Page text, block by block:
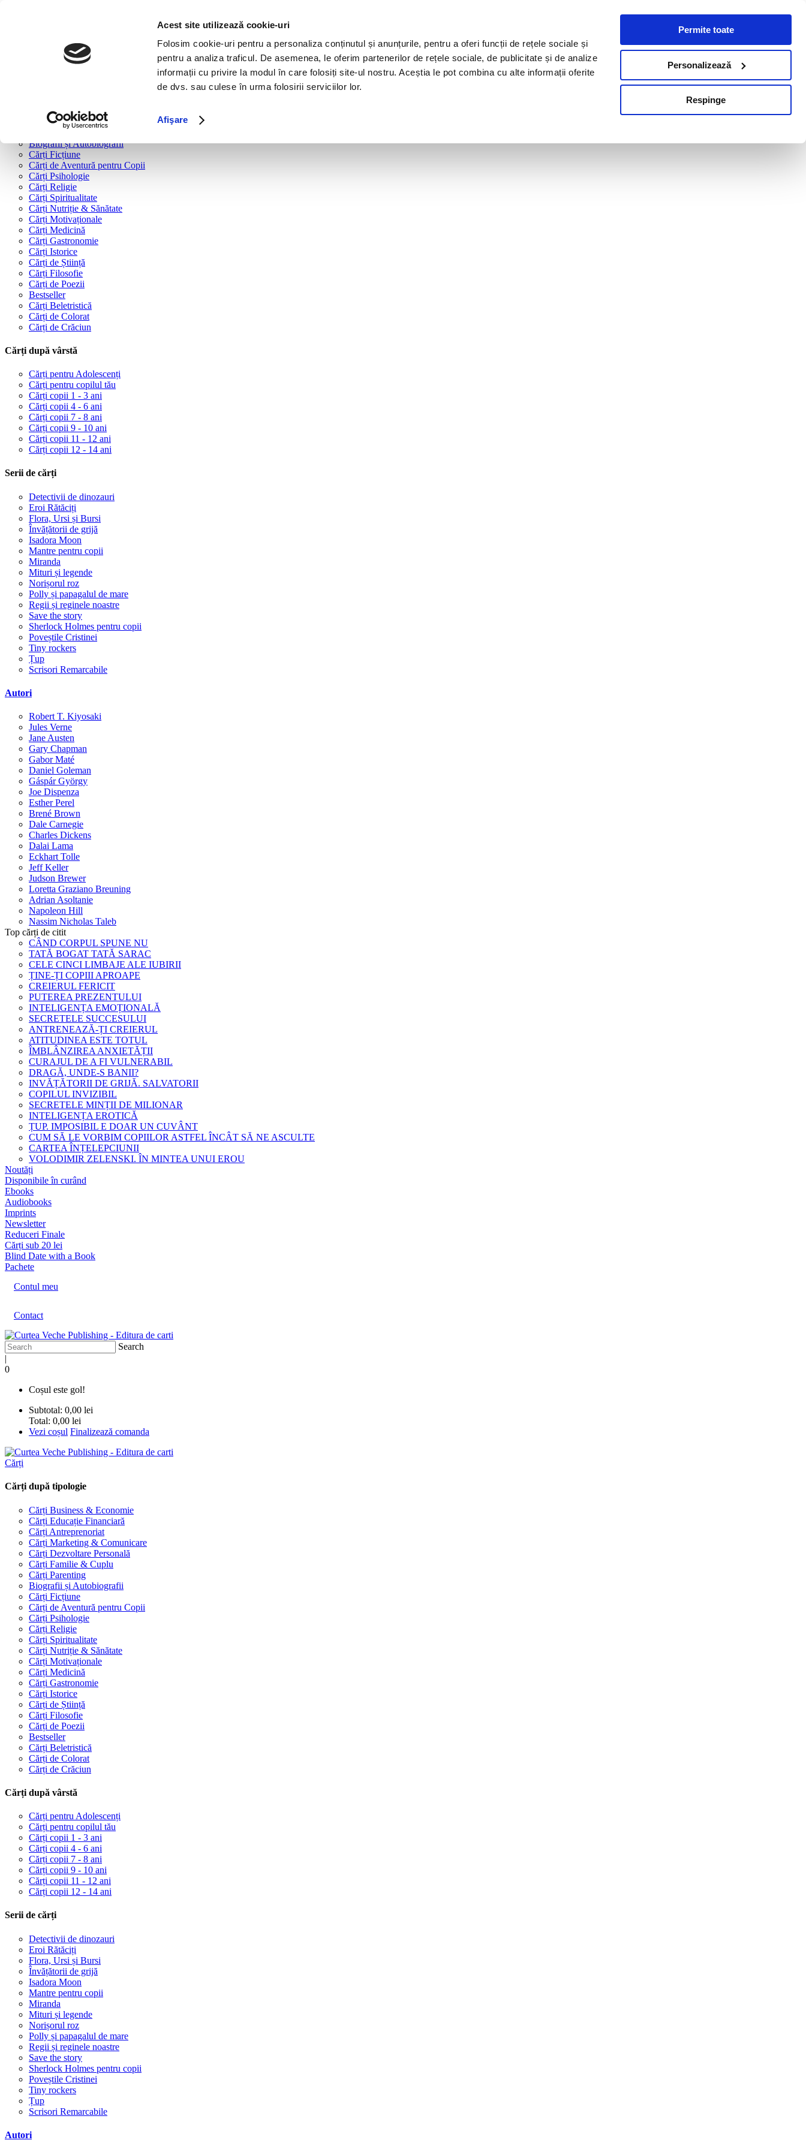
Acest site utilizează cookie-uri
Folosim cookie-uri pentru a personaliza conținutul și anunțurile, pentru a oferi funcții de rețele sociale și
pentru a analiza traficul. De asemenea, le oferim partenerilor de rețele sociale, de publicitate și de analize
informații cu privire la modul în care folosiți site-ul nostru. Aceștia le pot combina cu alte informații oferite
de dvs. sau culese în urma folosirii serviciilor lor.
Afişare
Permite toate
Personalizează
Respinge
Cărți după tipologie
Cărți Dezvoltare Personală
Cărți Familie & Cuplu
Biografii și Autobiografii
Cărți Ficțiune
Cărți de Aventură pentru Copii
Cărți Psihologie
Cărți Religie
Cărți Spiritualitate
Cărți Nutriție & Sănătate
Cărți Motivaționale
Cărți Medicină
Cărți Gastronomie
Cărți Istorice
Cărți de Știință
Cărți Filosofie
Cărți de Poezii
Bestseller
Cărți Beletristică
Cărți de Colorat
Cărți de Crăciun
Cărți după vârstă
Cărți pentru Adolescenți
Cărți pentru copilul tău
Cărți copii 1 - 3 ani
Cărți copii 4 - 6 ani
Cărți copii 7 - 8 ani
Cărți copii 9 - 10 ani
Cărți copii 11 - 12 ani
Cărți copii 12 - 14 ani
Serii de cărți
Detectivii de dinozauri
Eroi Rătăciți
Flora, Ursi și Bursi
Învățătorii de grijă
Isadora Moon
Mantre pentru copii
Miranda
Mituri și legende
Norișorul roz
Polly și papagalul de mare
Regii și reginele noastre
Save the story
Sherlock Holmes pentru copii
Poveștile Cristinei
Tiny rockers
Țup
Scrisori Remarcabile
Autori
Robert T. Kiyosaki
Jules Verne
Jane Austen
Gary Chapman
Gabor Maté
Daniel Goleman
Gáspár György
Joe Dispenza
Esther Perel
Brené Brown
Dale Carnegie
Charles Dickens
Dalai Lama
Eckhart Tolle
Jeff Keller
Judson Brewer
Loretta Graziano Breuning
Adrian Asoltanie
Napoleon Hill
Nassim Nicholas Taleb
Top cărți de citit
CÂND CORPUL SPUNE NU
TATĂ BOGAT TATĂ SARAC
CELE CINCI LIMBAJE ALE IUBIRII
ȚINE-ȚI COPIII APROAPE
CREIERUL FERICIT
PUTEREA PREZENTULUI
INTELIGENȚA EMOȚIONALĂ
SECRETELE SUCCESULUI
ANTRENEAZĂ-ȚI CREIERUL
ATITUDINEA ESTE TOTUL
ÎMBLÂNZIREA ANXIETĂȚII
CURAJUL DE A FI VULNERABIL
DRAGĂ, UNDE-S BANII?
INVĂȚĂTORII DE GRIJĂ. SALVATORII
COPILUL INVIZIBIL
SECRETELE MINȚII DE MILIONAR
INTELIGENȚA EROTICĂ
ȚUP. IMPOSIBIL E DOAR UN CUVÂNT
CUM SĂ LE VORBIM COPIILOR ASTFEL ÎNCÂT SĂ NE ASCULTE
CARTEA ÎNȚELEPCIUNII
VOLODIMIR ZELENSKI. ÎN MINTEA UNUI EROU
Noutăți
Disponibile în curând
Ebooks
Audiobooks
Imprints
Newsletter
Reduceri Finale
Cărți sub 20 lei
Blind Date with a Book
Pachete
Contul meu
Contact
Search
|
0
Coșul este gol!
Subtotal: 0,00 lei
Total: 0,00 lei
Vezi coșul Finalizează comanda
Cărți
Cărți după tipologie
Cărți Business & Economie
Cărți Educație Financiară
Cărți Antreprenoriat
Cărți Marketing & Comunicare
Cărți Dezvoltare Personală
Cărți Familie & Cuplu
Cărți Parenting
Biografii și Autobiografii
Cărți Ficțiune
Cărți de Aventură pentru Copii
Cărți Psihologie
Cărți Religie
Cărți Spiritualitate
Cărți Nutriție & Sănătate
Cărți Motivaționale
Cărți Medicină
Cărți Gastronomie
Cărți Istorice
Cărți de Știință
Cărți Filosofie
Cărți de Poezii
Bestseller
Cărți Beletristică
Cărți de Colorat
Cărți de Crăciun
Cărți după vârstă
Cărți pentru Adolescenți
Cărți pentru copilul tău
Cărți copii 1 - 3 ani
Cărți copii 4 - 6 ani
Cărți copii 7 - 8 ani
Cărți copii 9 - 10 ani
Cărți copii 11 - 12 ani
Cărți copii 12 - 14 ani
Serii de cărți
Detectivii de dinozauri
Eroi Rătăciți
Flora, Ursi și Bursi
Învățătorii de grijă
Isadora Moon
Mantre pentru copii
Miranda
Mituri și legende
Norișorul roz
Polly și papagalul de mare
Regii și reginele noastre
Save the story
Sherlock Holmes pentru copii
Poveștile Cristinei
Tiny rockers
Țup
Scrisori Remarcabile
Autori